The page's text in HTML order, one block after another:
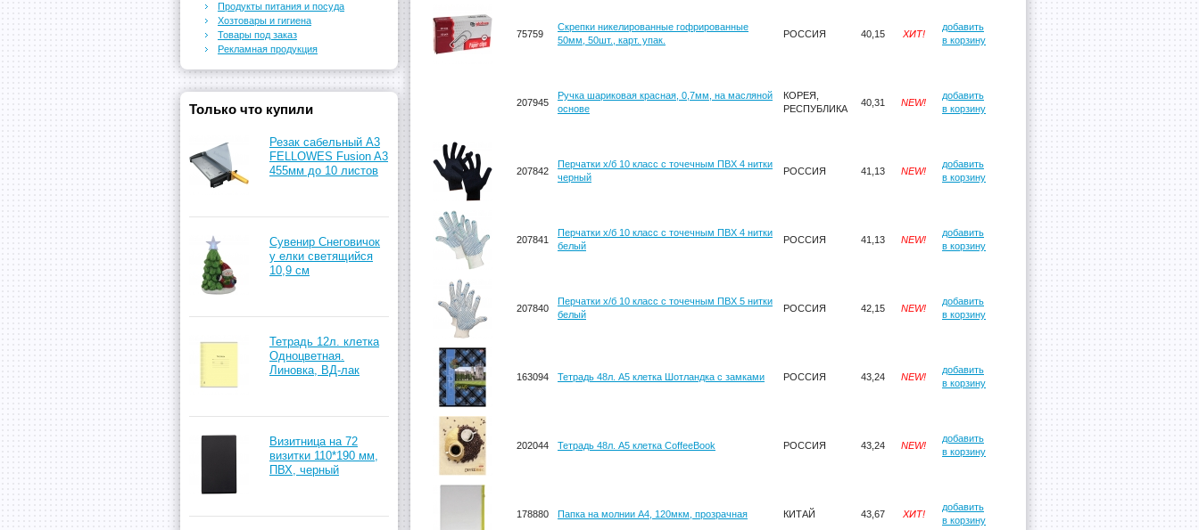
75759
Скрепки никелированные гофрированные
50мм, 50шт., карт. упак.
РОССИЯ 40,15 ХИТ!
добавить
в корзину
207945
Ручка шариковая красная, 0,7мм, на масляной
основе
КОРЕЯ,
РЕСПУБЛИКА
40,31 NEW!
добавить
в корзину
207842
Перчатки х/б 10 класс с точечным ПВХ 4 нитки
черный
РОССИЯ 41,13 NEW!
добавить
в корзину
207841
Перчатки х/б 10 класс с точечным ПВХ 4 нитки
белый
РОССИЯ 41,13 NEW!
добавить
в корзину
207840
Перчатки х/б 10 класс с точечным ПВХ 5 нитки
белый
РОССИЯ 42,15 NEW!
добавить
в корзину
163094 Тетрадь 48л. А5 клетка Шотландка с замками РОССИЯ 43,24 NEW!
добавить
в корзину
202044 Тетрадь 48л. А5 клетка CoffeeBook РОССИЯ 43,24 NEW!
добавить
в корзину
178880 Папка на молнии А4, 120мкм, прозрачная КИТАЙ 43,67 ХИТ!
добавить
в корзину
Продукты питания и посуда
Хозтовары и гигиена
Товары под заказ
Рекламная продукция
Только что купили
Резак сабельный A3
FELLOWES Fusion A3
455мм до 10 листов
Сувенир Снеговичок
у елки светящийся
10,9 см
Тетрадь 12л. клетка
Одноцветная.
Линовка, ВД-лак
Визитница на 72
визитки 110*190 мм,
ПВХ, черный